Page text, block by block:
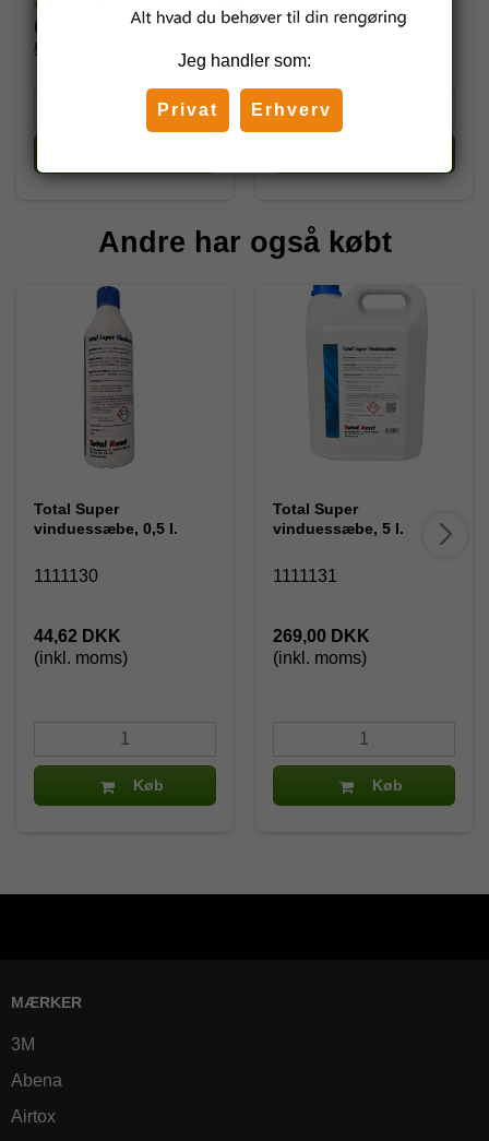
534,50 DKK
427,60 DKK
(inkl. moms)
(inkl. moms)
Andre har også købt
Total Super
vinduessæbe, 0,5 l.
1111130
44,62 DKK
(inkl. moms)
Køb
Total Super
vinduessæbe, 5 l.
1111131
269,00 DKK
(inkl. moms)
Køb
MÆRKER
3M
Abena
Airtox
Jeg handler som:
Privat Erhverv